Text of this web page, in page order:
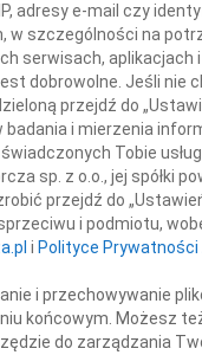
adresy e-mail czy
w szczególności na
serwisach, aplikacjach
dobrowolne. Jeśli nie
przejdź do
i mierzenia
Tobie
sp. z o.o., jej spółki
przejdź do
i podmiotu,
i Polityce Prywatności
i przechowywanie
końcowym. Możesz
do zarządzania